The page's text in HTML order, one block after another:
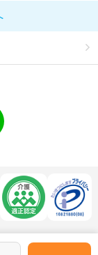
保育士